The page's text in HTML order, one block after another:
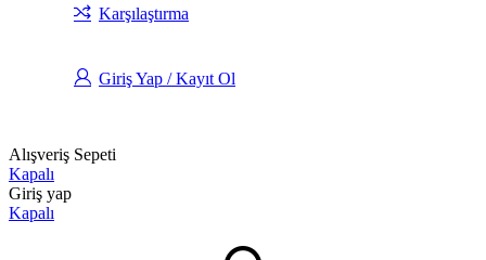
Karşılaştırma
Giriş Yap / Kayıt Ol
Alışveriş Sepeti
Kapalı
Giriş yap
Kapalı